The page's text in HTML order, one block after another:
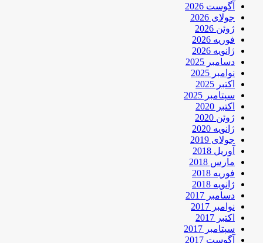
آگوست 2026
جولای 2026
ژوئن 2026
فوریه 2026
ژانویه 2026
دسامبر 2025
نوامبر 2025
اکتبر 2025
سپتامبر 2025
اکتبر 2020
ژوئن 2020
ژانویه 2020
جولای 2019
آوریل 2018
مارس 2018
فوریه 2018
ژانویه 2018
دسامبر 2017
نوامبر 2017
اکتبر 2017
سپتامبر 2017
آگوست 2017